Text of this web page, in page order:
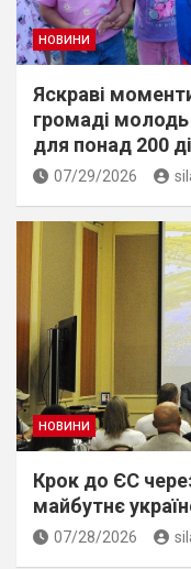
НОВИНИ
Яскраві
громаді молодь
для понад 200
07/29/2026
НОВИНИ
Крок до ЄС
майбутнє
07/28/2026